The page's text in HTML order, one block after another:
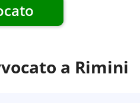
a Rimini